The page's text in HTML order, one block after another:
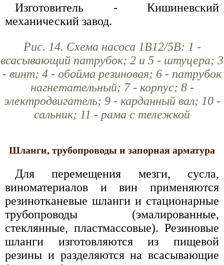
Изготовитель - Кишиневский
механический завод.
Рис. 14. Схема насоса 1В12/5В: 1 -
всасывающий патрубок; 2 и 5 - штуцера; 3
- винт; 4 - обойма резиновая; 6 - патрубок
нагнетательный; 7 - корпус; 8 -
электродвигатель; 9 - карданный вал; 10 -
сальник; 11 - рама с тележкой
Шланги, трубопроводы и запорная арматура
Для перемещения мезги, сусла,
виноматериалов и вин применяются
резинотканевые шланги и стационарные
трубопроводы (эмалированные,
стеклянные, пластмассовые). Резиновые
шланги изготовляются из пищевой
резины и разделяются на всасывающие